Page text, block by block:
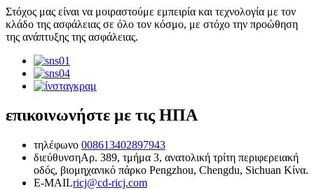
Στόχος μας είναι να μοιραστούμε εμπειρία και τεχνολογία με τον
κλάδο της ασφάλειας σε όλο τον κόσμο, με στόχο την προώθηση
της ανάπτυξης της ασφάλειας.
επικοινωνήστε με τις ΗΠΑ
τηλέφωνο 008613402897943
διεύθυνσηΑρ. 389, τμήμα 3, ανατολική τρίτη περιφερειακή
οδός, βιομηχανικό πάρκο Pengzhou, Chengdu, Sichuan Κίνα.
E-MAILricj@cd-ricj.com